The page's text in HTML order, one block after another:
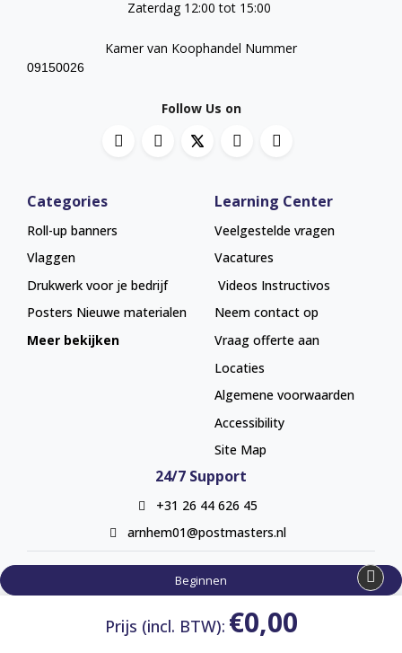
Prijs (incl. BTW): €0,00
Beginnen
Zaterdag 12:00 tot 15:00
Kamer van Koophandel Nummer
09150026
Follow Us on
Categories
Roll-up banners
Vlaggen
Drukwerk voor je bedrijf
Posters Nieuwe materialen
Meer bekijken
Learning Center
Veelgestelde vragen
Vacatures
Videos Instructivos
Neem contact op
Vraag offerte aan
Locaties
Algemene voorwaarden
Accessibility
Site Map
24/7 Support
+31 26 44 626 45
arnhem01@postmasters.nl
Copyright ©2024 Chromato. All Rights Reserved.